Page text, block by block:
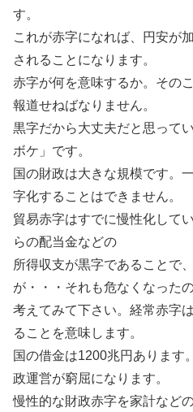
す。
これが赤字になれば、円安が
されることになります。
赤字が何を意味するか。その
報道せねばなりません。
黒字だから大丈夫だと思って
ボケ」です。
国の財政は大きな規模です。
字化することはできません。
貿易赤字はすでに慢性化して
らの配当金などの
所得収支が黒字であることで
が・・・それも危なくなったの
考えてみて下さい。経常赤字
ることを意味します。
国の借金は1200兆円あります
政運営が窮屈になります。
慢性的な財政赤字を家計など